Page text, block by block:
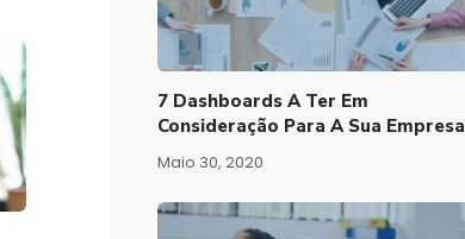
7 Dashboards A Ter Em
Consideração Para A Sua Empresa
Maio 30, 2020